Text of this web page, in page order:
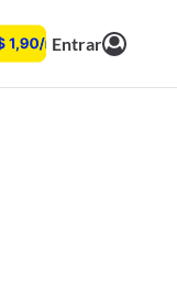
Entrar